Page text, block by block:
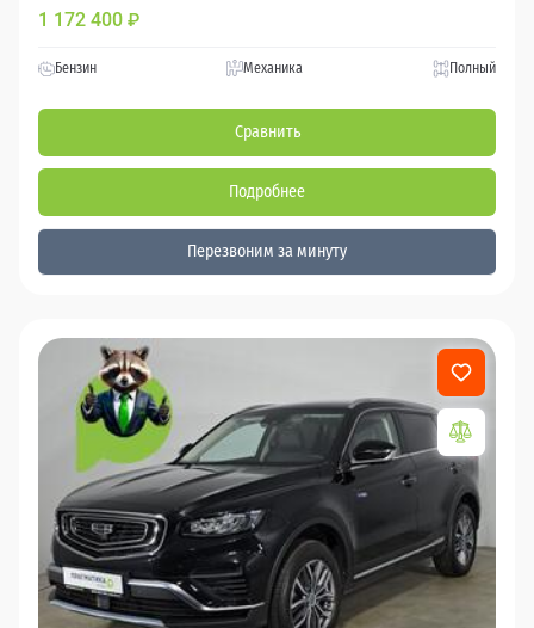
1 172 400 ₽
Бензин Механика Полный
Сравнить
Подробнее
Перезвоним за минуту